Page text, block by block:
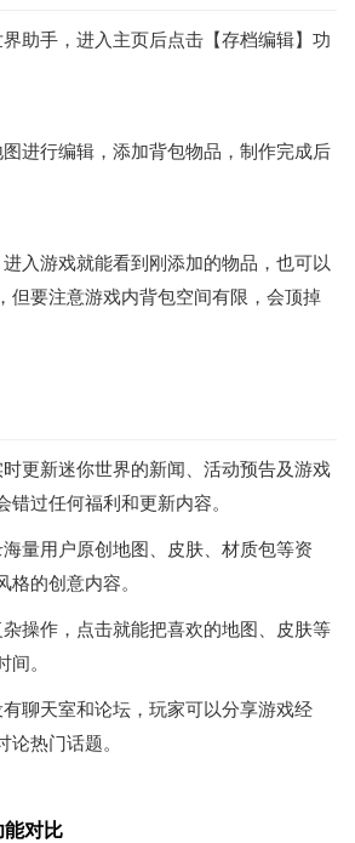
助手，进入主页后点击【存档编辑】功
进行编辑，添加背包物品，制作完成后
入游戏就能看到刚添加的物品，也可以
但要注意游戏内背包空间有限，会顶掉
更新迷你世界的新闻、活动预告及游戏
错过任何福利和更新内容。
量用户原创地图、皮肤、材质包等资
格的创意内容。
操作，点击就能把喜欢的地图、皮肤等
。
聊天室和论坛，玩家可以分享游戏经
论热门话题。
能对比